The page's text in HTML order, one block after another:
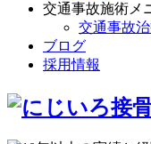
交通事故施術メ
交通事故
ブログ
採用情報